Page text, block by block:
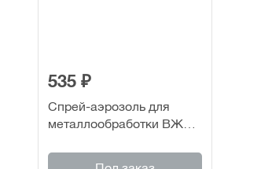
535 ₽
Спрей-аэрозоль для
металлообработки ВЖИК